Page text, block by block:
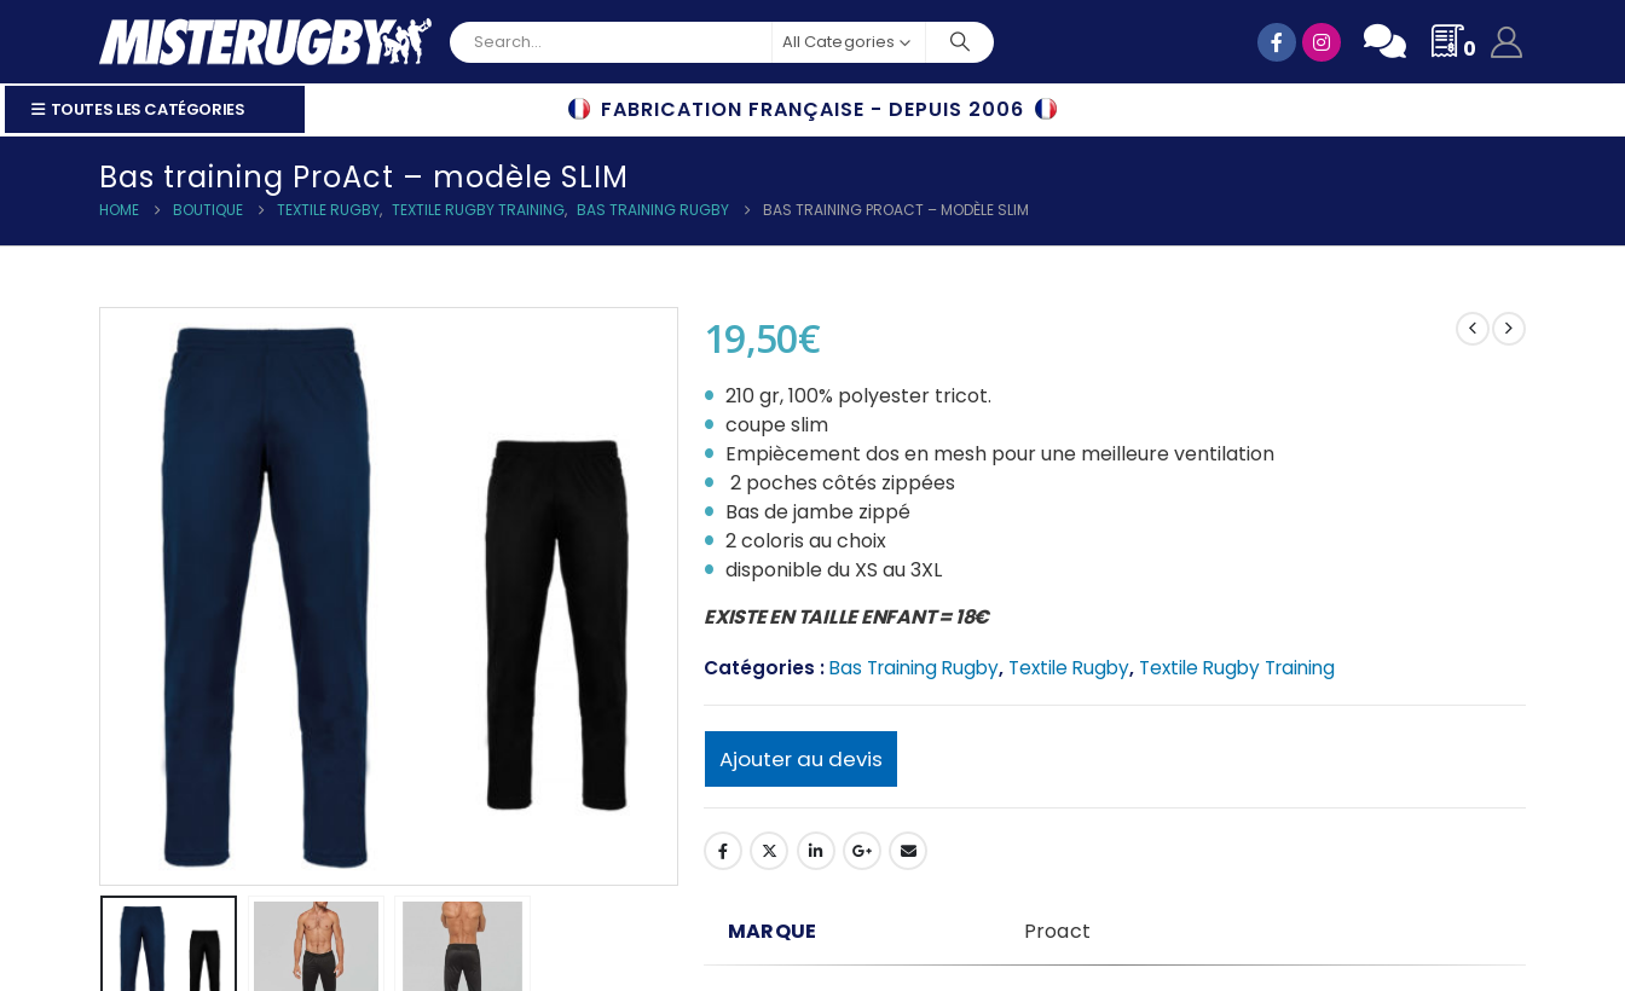
All Categories 0
TOUTES LES CATÉGORIES FABRICATION FRANÇAISE - DEPUIS 2006
Bas training ProAct – modèle SLIM
HOME BOUTIQUE TEXTILE RUGBY, TEXTILE RUGBY TRAINING, BAS TRAINING RUGBY BAS TRAINING PROACT – MODÈLE SLIM
19,50€
210 gr, 100% polyester tricot.
coupe slim
Empiècement dos en mesh pour une meilleure ventilation
2 poches côtés zippées
Bas de jambe zippé
2 coloris au choix
disponible du XS au 3XL
EXISTE EN TAILLE ENFANT = 18€
Catégories :Bas Training Rugby, Textile Rugby, Textile Rugby Training
Ajouter au devis
MARQUE Proact